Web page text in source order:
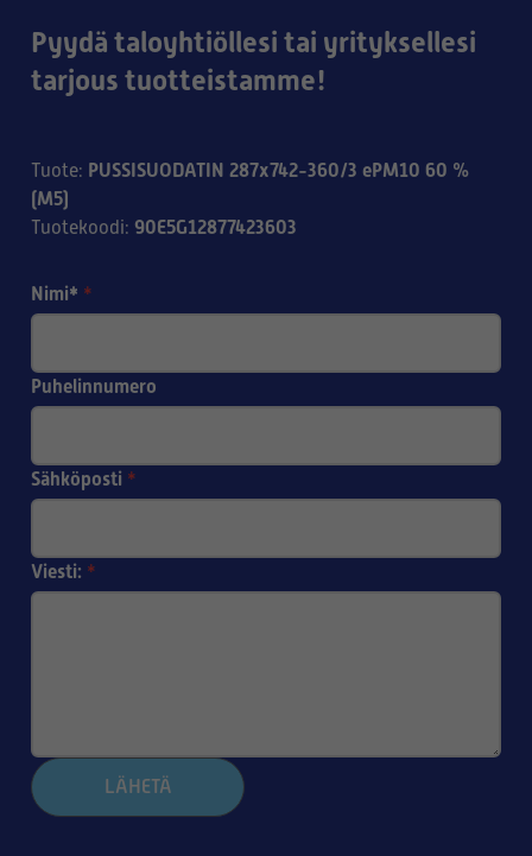
Pyydä taloyhtiöllesi tai yrityksellesi
tarjous tuotteistamme!
Tuote: PUSSISUODATIN 287x742-360/3 ePM10 60 %
(M5)
Tuotekoodi: 90E5G12877423603
Nimi* *
Puhelinnumero
Sähköposti *
Viesti: *
LÄHETÄ